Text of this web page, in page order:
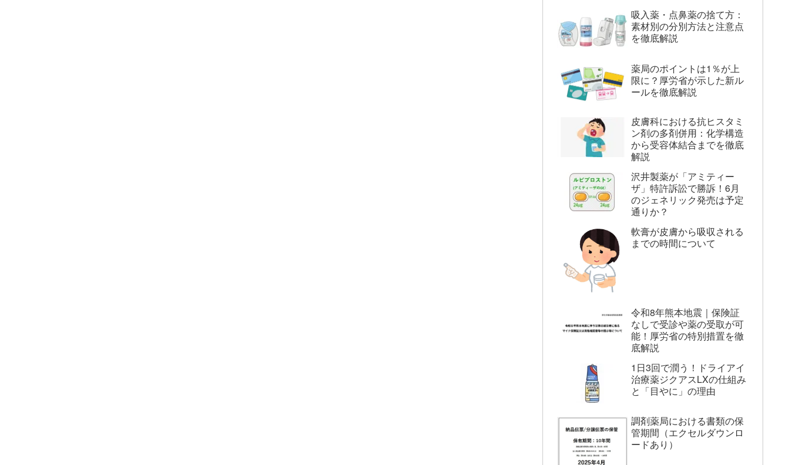
吸入薬・点鼻薬の捨て方：
素材別の分別方法と注意点
を徹底解説
薬局のポイントは1％が上
限に？厚労省が示した新ル
ールを徹底解説
皮膚科における抗ヒスタミ
ン剤の多剤併用：化学構造
から受容体結合までを徹底
解説
沢井製薬が「アミティー
ザ」特許訴訟で勝訴！6月
のジェネリック発売は予定
通りか？
軟膏が皮膚から吸収される
までの時間について
令和8年熊本地震｜保険証
なしで受診や薬の受取が可
能！厚労省の特別措置を徹
底解説
1日3回で潤う！ドライアイ
治療薬ジクアスLXの仕組み
と「目やに」の理由
調剤薬局における書類の保
管期間（エクセルダウンロ
ードあり）